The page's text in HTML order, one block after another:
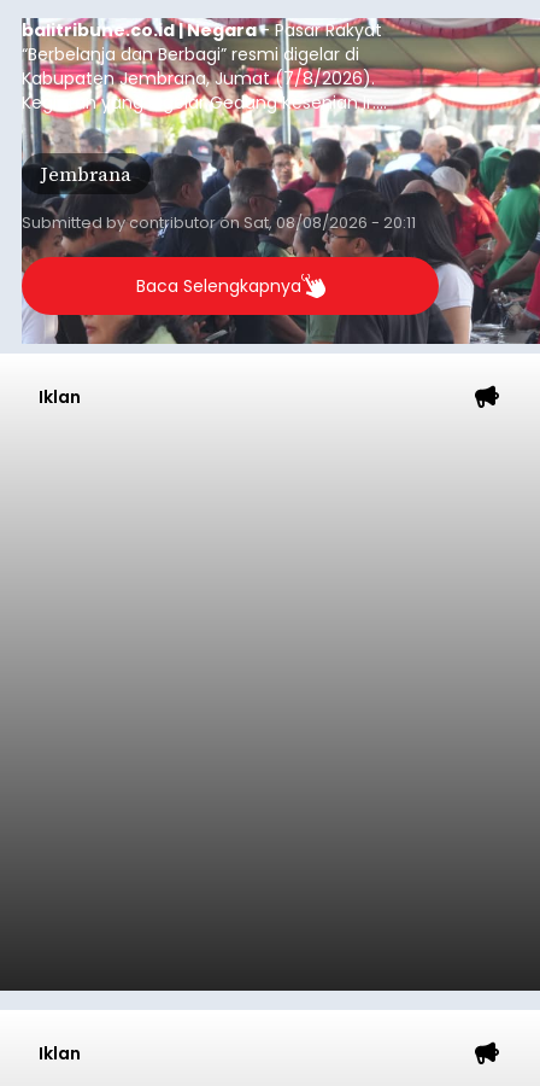
balitribune.co.id | Negara- Pasar Rakyat
“Berbelanja dan Berbagi” resmi digelar di
Kabupaten Jembrana, Jumat (7/8/2026).
Kegiatan yang digelar Gedung Kesenian Ir.
Soekarno ini memadukan pemberdayaan
ekonomi masyarakat dengan aksi sosial tersebut
mendapat antusiasme tinggi dan mencatat nilai
transaksi mencapai Rp672.733.200.
Jembrana
Submitted bycontributoronSat, 08/08/2026 - 20:11
Baca Selengkapnya
Iklan
Iklan